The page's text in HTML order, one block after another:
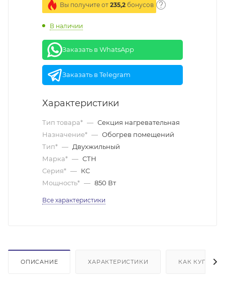
Вы получите от 235,2 бонусов
В наличии
Заказать в WhatsApp
Заказать в Telegram
Характеристики
Тип товара* — Секция нагревательная
Назначение* — Обогрев помещений
Тип* — Двухжильный
Марка* — СТН
Серия* — КС
Мощность* — 850 Вт
Все характеристики
ОПИСАНИЕ ХАРАКТЕРИСТИКИ КАК КУПИТЬ